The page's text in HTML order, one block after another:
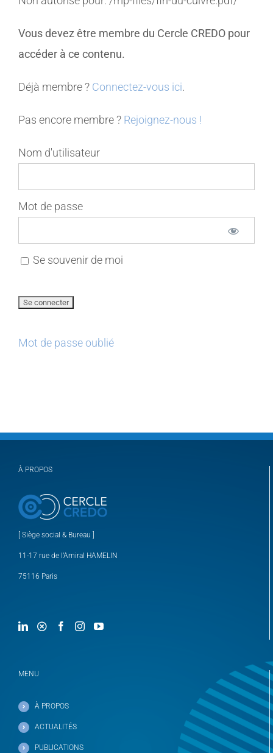
CONTACT
Vous devez être membre du Cercle CREDO pour
accéder à ce contenu.
Déjà membre ? Connectez-vous ici.
Pas encore membre ? Rejoignez-nous !
Nom d'utilisateur
Mot de passe
Se souvenir de moi
Mot de passe oublié
À PROPOS
[ Siège social & Bureau ]
11-17 rue de l’Amiral HAMELIN
75116 Paris
MENU
À PROPOS
ACTUALITÉS
PUBLICATIONS